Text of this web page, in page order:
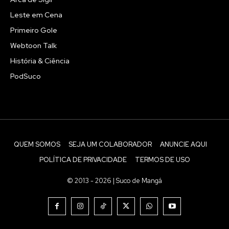
Leste em Cena
Primeiro Gole
Webtoon Talk
História & Ciência
PodSuco
QUEM SOMOS SEJA UM COLABORADOR
ANUNCIE AQUI
POLÍTICA DE PRIVACIDADE
TERMOS DE USO
© 2013 - 2026 | Suco de Mangá